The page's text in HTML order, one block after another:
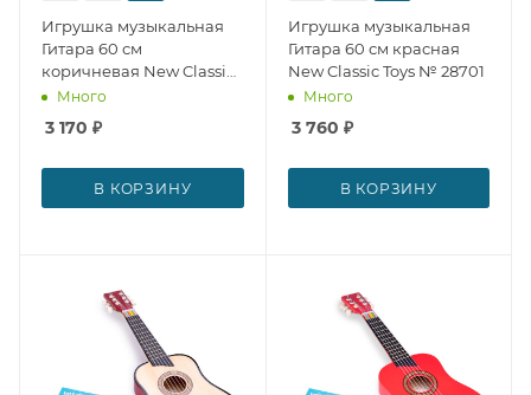
Игрушка музыкальная
Гитара 60 см
коричневая New Classic
Toys № 28702
Много
3 170 ₽
В КОРЗИНУ
Игрушка музыкальная
Гитара 60 см красная
New Classic Toys № 28701
Много
3 760 ₽
В КОРЗИНУ